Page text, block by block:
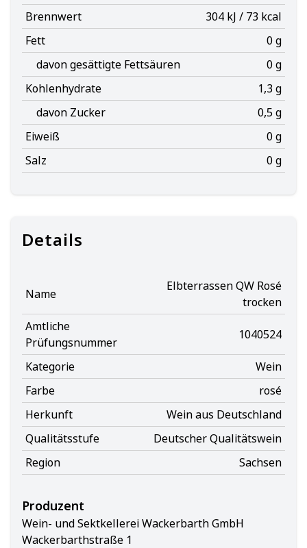
Brennwert
304 kJ / 73 kcal
Fett
0 g
davon gesättigte Fettsäuren
0 g
Kohlenhydrate
1,3 g
davon Zucker
0,5 g
Eiweiß
0 g
Salz
0 g
Details
Name
Elbterrassen QW Rosé
trocken
Amtliche
Prüfungsnummer
1040524
Kategorie
Wein
Farbe
rosé
Herkunft
Wein aus Deutschland
Qualitätsstufe
Deutscher Qualitätswein
Region
Sachsen
Produzent
Wein- und Sektkellerei Wackerbarth GmbH
Wackerbarthstraße 1